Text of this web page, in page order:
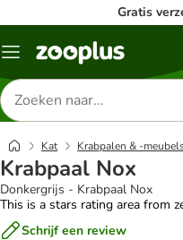
Gratis
Menu
Zoeken
naar
producten
Kat Krabpalen & -
Krabpaal Nox
Donkergrijs - Krabpaal Nox
This is a stars rating area from
Schrijf een review